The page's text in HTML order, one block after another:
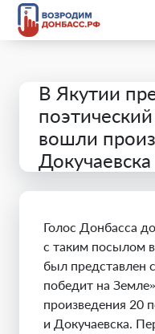
В Якутии
вошли
Докучаевска
Голос Донбасса
с таким посылом
был представлен
победит на
произведения 20
и Докучаевска.